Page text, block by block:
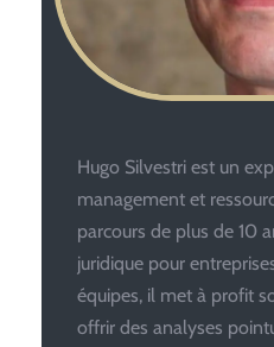
Hugo Silvestri est un
management et
parcours de plus de 10
juridique pour
équipes, il met à profit
offrir des analyses